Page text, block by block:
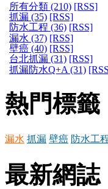
所有分類 (210) [RSS]
抓漏 (35) [RSS]
防水工程 (36) [RSS]
漏水 (37) [RSS]
壁癌 (40) [RSS]
台北抓漏 (31) [RSS]
抓漏防水Q+A (31)
熱門標籤
漏水 抓漏 壁癌 防水工
最新網誌